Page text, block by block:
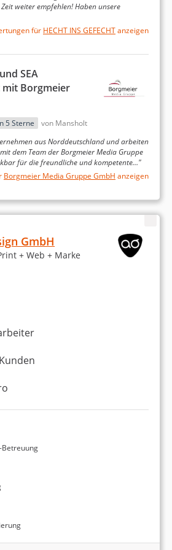
Sichtbarkeitindex
KI-Sichtbarkeit
Marketing-Experte und
Er hat als Angestellter im
und war dann viele Jahre
Bereichen SEO, SEA,
Marketing selbstständig.
Zeit weiter empfehlen! Haben unsere
für HECHT INS GEFECHTanzeigen
SEA
Borgmeier
5 Sterne
von Mansholt
aus Norddeutschland und arbeiten
dem Team der Borgmeier Media Gruppe
für die freundliche und kompetente…"
Borgmeier Media Gruppe GmbH anzeigen
GmbH
+ Web + Marke
Betreuung